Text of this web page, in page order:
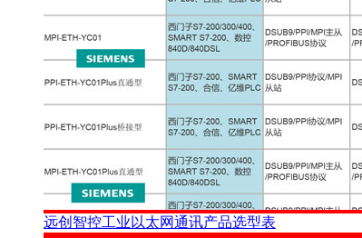
远创智控工业以太网通讯产品选型表